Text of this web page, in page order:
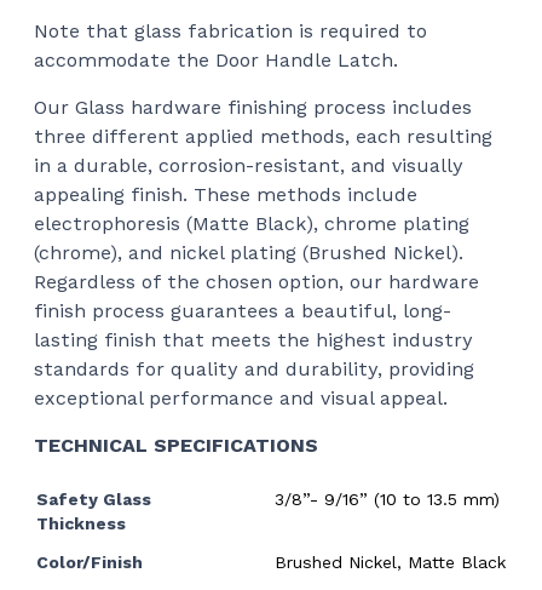
Note that glass fabrication is required to
accommodate the Door Handle Latch.
Our Glass hardware finishing process includes
three different applied methods, each resulting
in a durable, corrosion-resistant, and visually
appealing finish. These methods include
electrophoresis (Matte Black), chrome plating
(chrome), and nickel plating (Brushed Nickel).
Regardless of the chosen option, our hardware
finish process guarantees a beautiful, long-
lasting finish that meets the highest industry
standards for quality and durability, providing
exceptional performance and visual appeal.
TECHNICAL SPECIFICATIONS
Safety Glass
Thickness
3/8”- 9/16” (10 to 13.5 mm)
Color/Finish
Brushed Nickel, Matte Black